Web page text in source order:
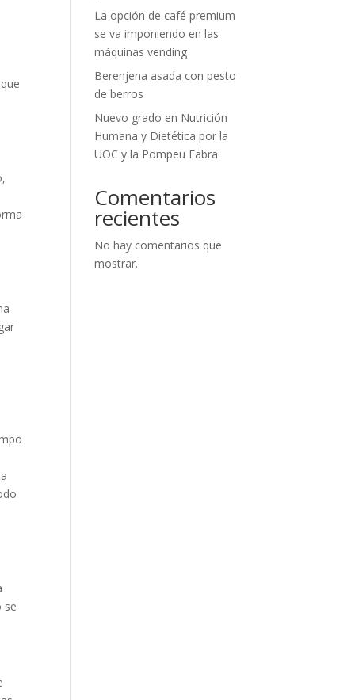
se
La opción de café premium
se va imponiendo en las
máquinas vending
Berenjena asada con pesto
de berros
Nuevo grado en Nutrición
Humana y Dietética por la
UOC y la Pompeu Fabra
Comentarios
recientes
No hay comentarios que
mostrar.